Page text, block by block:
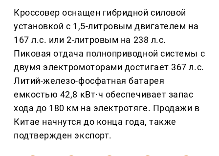
Кроссовер оснащен гибридной силовой
установкой с 1,5-литровым двигателем на
167 л.с. или 2-литровым на 238 л.с.
Пиковая отдача полноприводной системы с
двумя электромоторами достигает 367 л.с.
Литий-железо-фосфатная батарея
емкостью 42,8 кВт·ч обеспечивает запас
хода до 180 км на электротяге. Продажи в
Китае начнутся до конца года, также
подтвержден экспорт.